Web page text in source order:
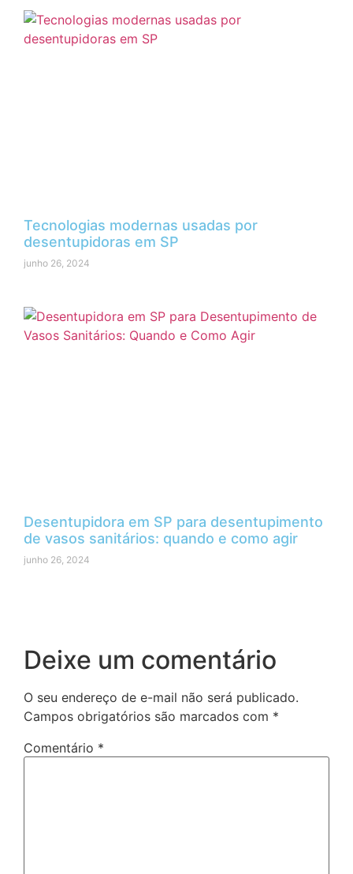
Tecnologias modernas usadas por
desentupidoras em SP
junho 26, 2024
Desentupidora em SP para desentupimento
de vasos sanitários: quando e como agir
junho 26, 2024
Deixe um comentário
O seu endereço de e-mail não será publicado.
Campos obrigatórios são marcados com *
Comentário *